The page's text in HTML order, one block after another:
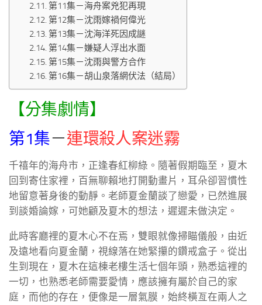
第11集－海舟案兇犯再現
第12集－沈雨嫁禍何偉光
第13集－沈海洋死因成謎
第14集－嫌疑人浮出水面
第15集－沈雨與警方合作
第16集－胡山泉落網伏法（結局）
【分集劇情】
第1集－連環殺人案迷霧
千禧年的海舟市，正逢春紅柳綠。隨著假期臨至，夏木
回到寄住家裡，百無聊賴地打開動畫片，耳朵卻習慣性
地留意著身後的動靜。老師夏金蘭談了戀愛，已然進展
到談婚論嫁，可她顧及夏木的想法，遲遲未做決定。
此時客廳裡的夏木心不在焉，雙眼就像掃瞄儀般，由近
及遠地看向夏金蘭，視線落在她緊攥的鑽戒盒子。從出
生到現在，夏木在這棟老樓生活七個年頭，熟悉這裡的
一切，也熟悉老師需要愛情，應該擁有屬於自己的家
庭，而他的存在，便像是一層氣膜，始終橫亙在兩人之